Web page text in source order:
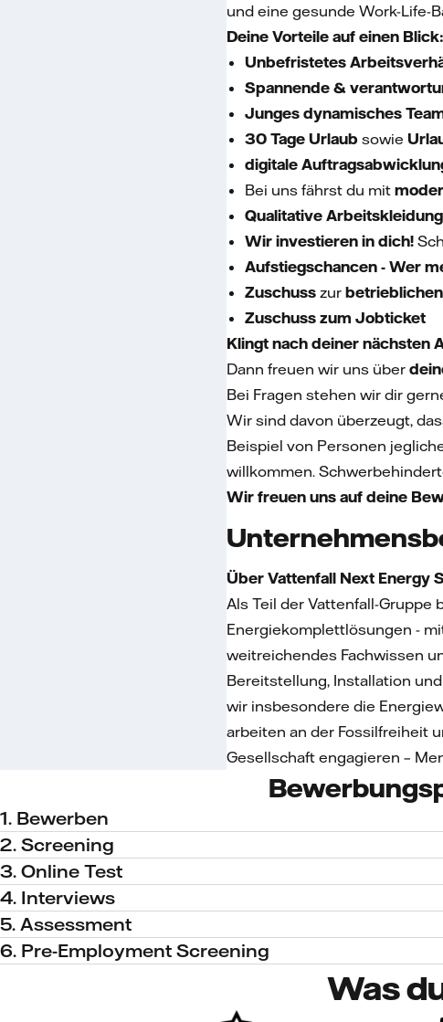
und eine gesunde Work-Life-
Deine Vorteile auf einen Blick:
Unbefristetes
Spannende &
Junges dynamisches
30 Tage Urlaub sowie
digitale
Bei uns fährst du mit
Qualitative
Wir investieren in dich!
Aufstiegschancen - Wer
Zuschuss zur
Zuschuss zum Jobticket
Klingt nach deiner nächsten
Dann freuen wir uns über
Bei Fragen stehen wir dir
Wir sind davon überzeugt,
Beispiel von Personen
willkommen.
Wir freuen uns auf deine
Über Vattenfall Next Energy
Als Teil der Vattenfall-
Energiekomplettlösungen -
weitreichendes Fachwissen
Bereitstellung, Installation
wir insbesondere die
arbeiten an der Fossilfreiheit
Gesellschaft engagieren –
1. Bewerben
2. Screening
3. Online Test
4. Interviews
5. Assessment
6. Pre-Employment Screening
Was